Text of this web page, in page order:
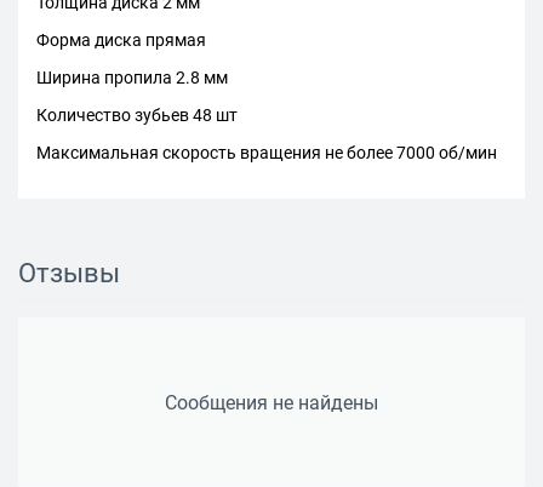
Форма диска прямая
Ширина пропила 2.8 мм
Количество зубьев 48 шт
Максимальная скорость вращения не более 7000 об/мин
Отзывы
Сообщения не найдены